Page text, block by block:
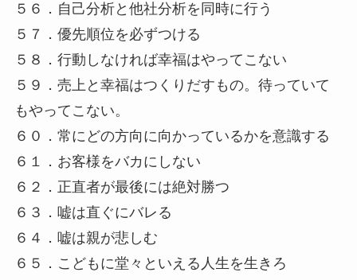
５６．自己分析と他社分析を同時に行う
５７．優先順位を必ずつける
５８．行動しなければ幸福はやってこない
５９．売上と幸福はつくりだすもの。待っていて
もやってこない。
６０．常にどの方向に向かっているかを意識する
６１．お客様をバカにしない
６２．正直者が最後には絶対勝つ
６３．嘘は直ぐにバレる
６４．嘘は親が悲しむ
６５．こどもに堂々といえる人生を生きろ